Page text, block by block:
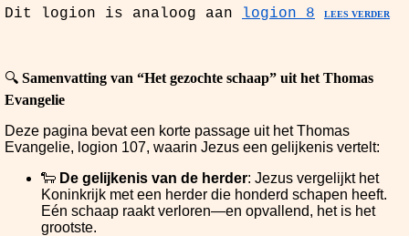
Dit logion is analoog aan
logion 8 LEES VERDER
🔍 Samenvatting van “Het gezochte schaap” uit het Thomas
Evangelie
Deze pagina bevat een korte passage uit het Thomas
Evangelie, logion 107, waarin Jezus een gelijkenis vertelt:
🐑 De gelijkenis van de herder: Jezus vergelijkt het
Koninkrijk met een herder die honderd schapen heeft.
Eén schaap raakt verloren—en opvallend, het is het
grootste.